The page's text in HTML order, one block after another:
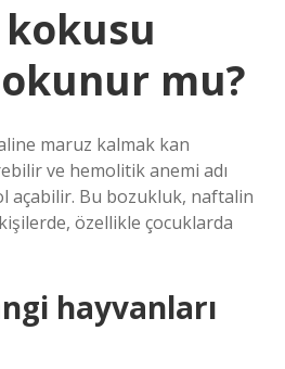
mu?
maruz kalmak kan
ve hemolitik anemi adı
açabilir. Bu bozukluk, naftalin
özellikle çocuklarda
hayvanları